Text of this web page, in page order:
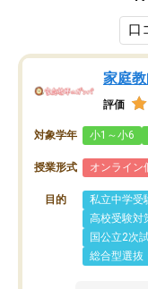
家庭
評価
対象学年 小1～小6
授業形式 オンライン
目的 私立中学受
高校受験対
国公立2次
総合型選抜